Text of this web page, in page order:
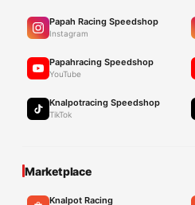
Papah Racing Speedshop
Instagram
Papahracing Speedshop
YouTube
Knalpotracing Speedshop
TikTok
Marketplace
Knalpot Racing